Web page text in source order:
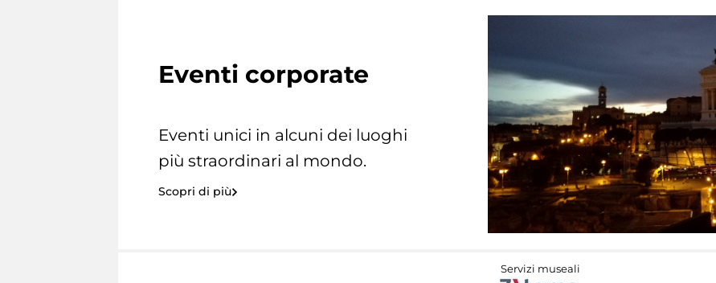
Eventi corporate
Eventi unici in alcuni dei luoghi
più straordinari al mondo.
Scopri di più
Servizi museali